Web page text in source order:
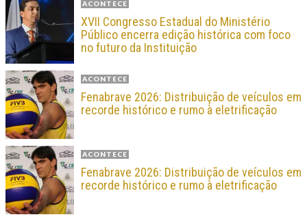
ACONTECE
XVII Congresso Estadual do Ministério
Público encerra edição histórica com foco
no futuro da Instituição
ACONTECE
Fenabrave 2026: Distribuição de veículos em
recorde histórico e rumo à eletrificação
ACONTECE
Fenabrave 2026: Distribuição de veículos em
recorde histórico e rumo à eletrificação